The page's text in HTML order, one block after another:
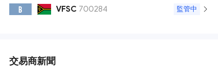
B VFSC 700284 監管中
交易商新聞